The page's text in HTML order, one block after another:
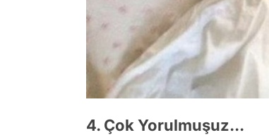
4. Çok Yorulmuşuz...